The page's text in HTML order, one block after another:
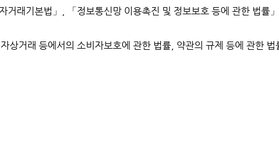
래기본법」, 「정보통신망 이용촉진 및 정보보호 등에 관한 법률
거래 등에서의 소비자보호에 관한 법률, 약관의 규제 등에 관한